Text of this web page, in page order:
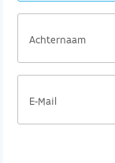
Achternaam
E-Mail